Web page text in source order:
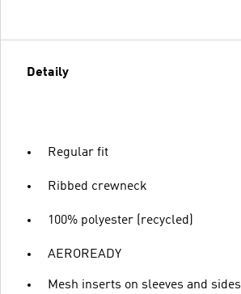
Detaily
Regular fit
Ribbed crewneck
100% polyester (recycled)
AEROREADY
Mesh inserts on sleeves and sides